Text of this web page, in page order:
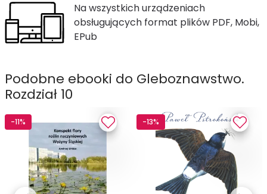
Na wszystkich urządzeniach
obsługujących format plików PDF, Mobi,
EPub
Podobne ebooki do Gleboznawstwo.
Rozdział 10
-11% -13%